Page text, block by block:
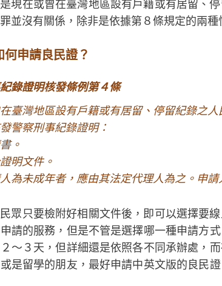
現在或曾在臺灣地區設有戶籍或有居留、
並沒有關係，除非是依據第８條規定的兩種
何申請良民證？
錄證明核發條例第４條
臺灣地區設有戶籍或有居留、停留紀錄之
警察刑事紀錄證明：
。
明文件。
為未成年者，應由其法定代理人為之。申
眾只要檢附好相關文件後，即可以選擇要
請的服務，但是不管是選擇哪一種申請方
～３天，但詳細還是依照各不同承辦處，
是留學的朋友，最好申請中英文版的良民